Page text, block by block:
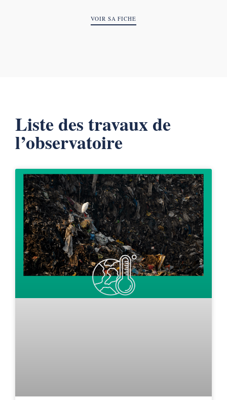
VOIR SA FICHE
Liste des travaux de
l’observatoire